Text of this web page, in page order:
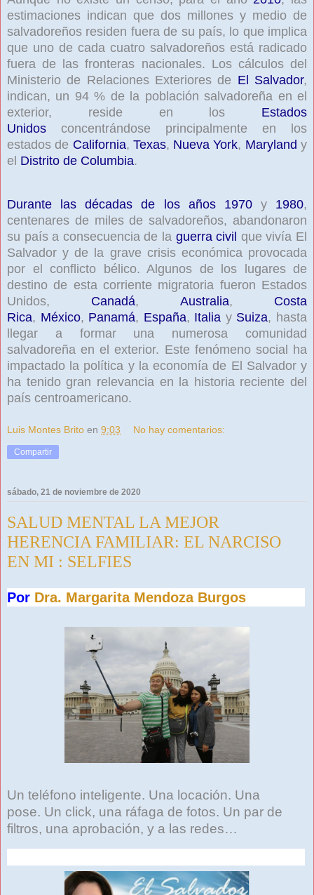
estimaciones indican que dos millones y medio de
salvadoreños residen fuera de su país, lo que implica
que uno de cada cuatro salvadoreños está radicado
fuera de las fronteras nacionales. Los cálculos del
Ministerio de Relaciones Exteriores de El Salvador,
indican, un 94 % de la población salvadoreña en el
exterior, reside en los Estados
Unidos concentrándose principalmente en los
estados de California, Texas, Nueva York, Maryland y
el Distrito de Columbia.
Durante las décadas de los años 1970y 1980,
centenares de miles de salvadoreños, abandonaron
su país a consecuencia de la guerra civil que vivía El
Salvador y de la grave crisis económica provocada
por el conflicto bélico. Algunos de los lugares de
destino de esta corriente migratoria fueron Estados
Unidos, Canadá, Australia, Costa
Rica, México, Panamá, España, Italia y Suiza, hasta
llegar a formar una numerosa comunidad
salvadoreña en el exterior. Este fenómeno social ha
impactado la política y la economía de El Salvador y
ha tenido gran relevancia en la historia reciente del
país centroamericano.
Luis Montes Brito en 9:03 No hay comentarios:
Compartir
sábado, 21 de noviembre de 2020
SALUD MENTAL LA MEJOR
HERENCIA FAMILIAR: EL NARCISO
EN MI : SELFIES
Por Dra. Margarita Mendoza Burgos
Un teléfono inteligente. Una locación. Una
pose. Un click, una ráfaga de fotos. Un par de
filtros, una aprobación, y a las redes…